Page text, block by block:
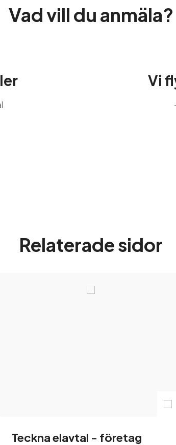
Vad vill du anmäla?
Vi
Relaterade sidor
Teckna elavtal - företag